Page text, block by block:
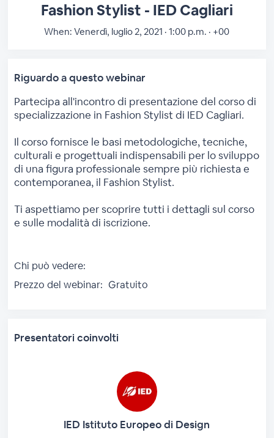
Fashion Stylist - IED Cagliari
When: Venerdì, luglio 2, 2021 · 1:00 p.m. · +00
Riguardo a questo webinar
Partecipa all'incontro di presentazione del corso di
specializzazione in Fashion Stylist di IED Cagliari.
Il corso fornisce le basi metodologiche, tecniche,
culturali e progettuali indispensabili per lo sviluppo
di una figura professionale sempre più richiesta e
contemporanea, il Fashion Stylist.
Ti aspettiamo per scoprire tutti i dettagli sul corso
e sulle modalità di iscrizione.
Chi può vedere:
Prezzo del webinar: Gratuito
Presentatori coinvolti
IED Istituto Europeo di Design